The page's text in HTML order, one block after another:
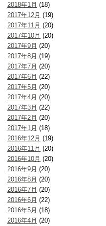
2018年1月 (18)
2017年12月 (19)
2017年11月 (20)
2017年10月 (20)
2017年9月 (20)
2017年8月 (19)
2017年7月 (20)
2017年6月 (22)
2017年5月 (20)
2017年4月 (20)
2017年3月 (22)
2017年2月 (20)
2017年1月 (18)
2016年12月 (19)
2016年11月 (20)
2016年10月 (20)
2016年9月 (20)
2016年8月 (20)
2016年7月 (20)
2016年6月 (22)
2016年5月 (18)
2016年4月 (20)